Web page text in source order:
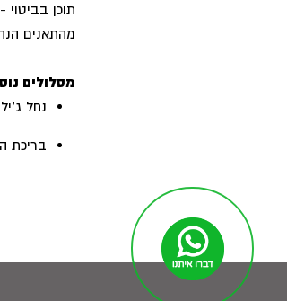
תוכן
מהתאנים
מסלולים
נחל
בריכת